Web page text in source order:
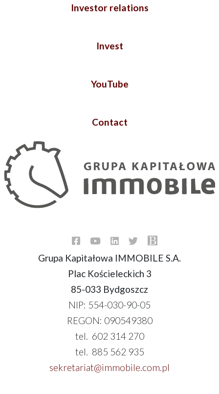
Investor relations
Invest
YouTube
Contact
Grupa Kapitałowa IMMOBILE S.A.
Plac Kościeleckich 3
85-033 Bydgoszcz
NIP: 554-030-90-05
REGON: 090549380
tel. 602 314 270
tel. 885 562 935
sekretariat@immobile.com.pl